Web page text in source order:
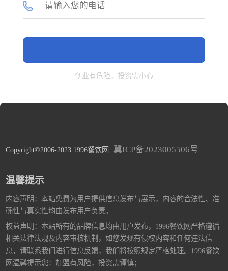
创业有危险，投资需小心
Copyright©2006-2023 1996餐饮网 冀ICP备2023005506号
温馨提示
内容声明：本站免费为用户提供信息发布与展示，内容的合法性、准
确性与真实性均由发布用户负责。
权益声明：本站所有的品牌信息均由用户发布，1996餐饮网严格遵循
相关法律法规及内容审核机制，如您发现有侵权内容和任何违法信
息，请联系我们进行信息反馈，我们将按照规定严格处理。1996餐饮
网温馨提示您：加盟有风险，投资需谨慎；